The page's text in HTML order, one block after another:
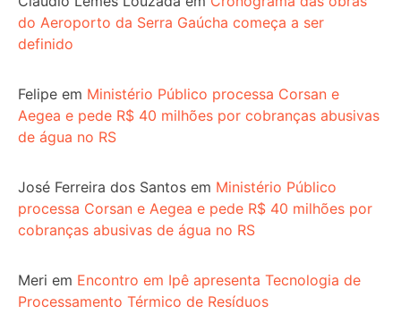
do Aeroporto da Serra Gaúcha começa a ser
definido
Felipe em Ministério Público processa Corsan e
Aegea e pede R$ 40 milhões por cobranças abusivas
de água no RS
José Ferreira dos Santos em Ministério Público
processa Corsan e Aegea e pede R$ 40 milhões por
cobranças abusivas de água no RS
Meri em Encontro em Ipê apresenta Tecnologia de
Processamento Térmico de Resíduos